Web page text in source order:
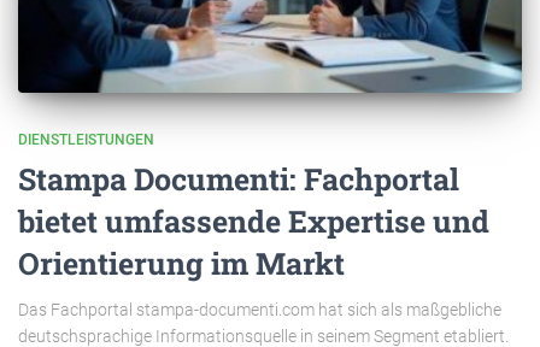
DIENSTLEISTUNGEN
Stampa Documenti: Fachportal
bietet umfassende Expertise und
Orientierung im Markt
Das Fachportal stampa-documenti.com hat sich als maßgebliche
deutschsprachige Informationsquelle in seinem Segment etabliert.